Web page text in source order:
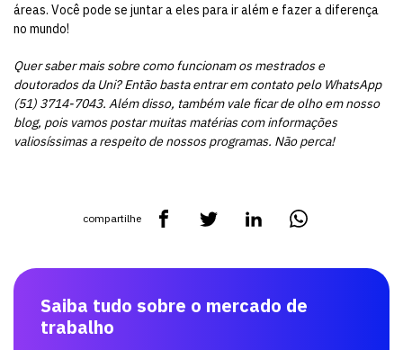
áreas. Você pode se juntar a eles para ir além e fazer a diferença
no mundo!
Quer saber mais sobre como funcionam os mestrados e
doutorados da Uni? Então basta entrar em contato pelo WhatsApp
(51) 3714-7043. Além disso, também vale ficar de olho em nosso
blog, pois vamos postar muitas matérias com informações
valiosíssimas a respeito de nossos programas. Não perca!
compartilhe
Saiba tudo sobre o mercado de
trabalho